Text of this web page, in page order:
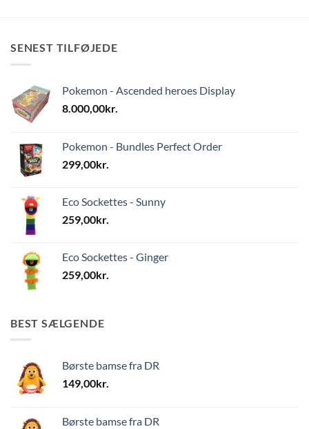
SENEST TILFØJEDE
Pokemon - Ascended heroes Display
8.000,00kr.
Pokemon - Bundles Perfect Order
299,00kr.
Eco Sockettes - Sunny
259,00kr.
Eco Sockettes - Ginger
259,00kr.
BEST SÆLGENDE
Børste bamse fra DR
149,00kr.
Børste bamse fra DR